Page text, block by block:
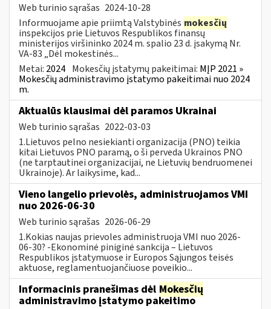
Web turinio sąrašas 2024-10-28
Informuojame apie priimtą Valstybinės mokesčių
inspekcijos prie Lietuvos Respublikos finansų
ministerijos viršininko 2024 m. spalio 23 d. įsakymą Nr.
VA-83 „Dėl mokestinės...
Metai: 2024 Mokesčių įstatymų pakeitimai: MĮP 2021 »
Mokesčių administravimo įstatymo pakeitimai nuo 2024
m.
Aktualūs klausimai dėl paramos Ukrainai
Web turinio sąrašas 2022-03-03
1.Lietuvos pelno nesiekianti organizacija (PNO) teikia
kitai Lietuvos PNO paramą, o ši perveda Ukrainos PNO
(ne tarptautinei organizacijai, ne Lietuvių bendruomenei
Ukrainoje). Ar laikysime, kad...
Vieno langelio prievolės, administruojamos VMI
nuo 2026-06-30
Web turinio sąrašas 2026-06-29
1.Kokias naujas prievoles administruoja VMI nuo 2026-
06-30? -Ekonominė piniginė sankcija – Lietuvos
Respublikos įstatymuose ir Europos Sąjungos teisės
aktuose, reglamentuojančiuose poveikio...
Informacinis pranešimas dėl Mokesčių
administravimo įstatymo pakeitimo